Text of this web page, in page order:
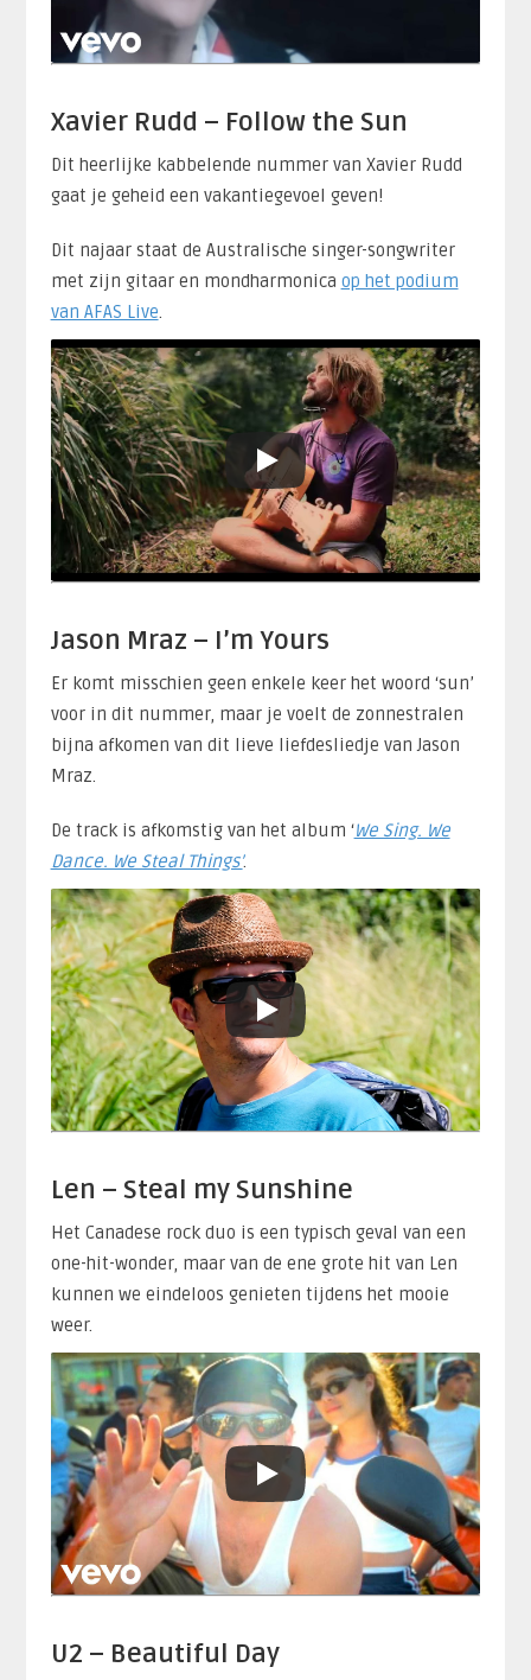
Xavier Rudd – Follow the Sun
Dit heerlijke kabbelende nummer van Xavier Rudd
gaat je geheid een vakantiegevoel geven!
Dit najaar staat de Australische singer-songwriter
met zijn gitaar en mondharmonica op het podium
van AFAS Live.
Jason Mraz – I’m Yours
Er komt misschien geen enkele keer het woord ‘sun’
voor in dit nummer, maar je voelt de zonnestralen
bijna afkomen van dit lieve liefdesliedje van Jason
Mraz.
De track is afkomstig van het album ‘We Sing. We
Dance. We Steal Things’.
Len – Steal my Sunshine
Het Canadese rock duo is een typisch geval van een
one-hit-wonder, maar van de ene grote hit van Len
kunnen we eindeloos genieten tijdens het mooie
weer.
U2 – Beautiful Day